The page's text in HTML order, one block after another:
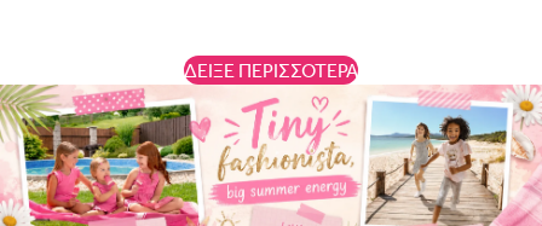
ΔΕΊΞΕ ΠΕΡΙΣΣΌΤΕΡΑ